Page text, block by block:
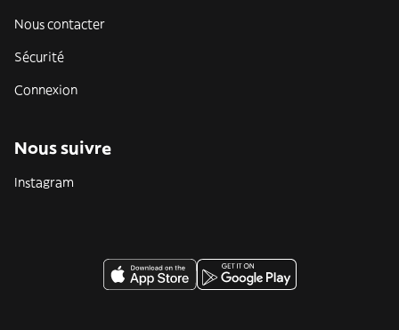
Nous contacter
Sécurité
Connexion
Nous suivre
Instagram